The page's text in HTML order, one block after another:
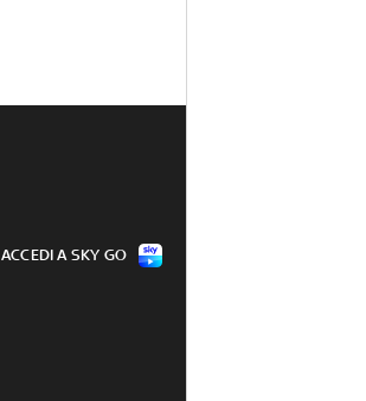
ACCEDI A SKY GO